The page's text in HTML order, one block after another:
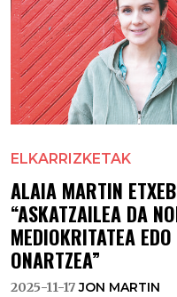
ELKARRIZKETAK
ALAIA MARTIN
“ASKATZAILEA DA
MEDIOKRITATEA
ONARTZEA”
2025-11-17 JON MARTIN